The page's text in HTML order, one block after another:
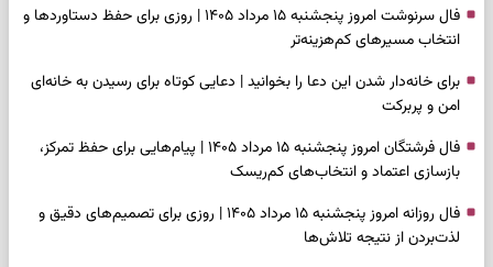
فال سرنوشت امروز پنجشنبه ۱۵ مرداد ۱۴۰۵ | روزی برای حفظ دستاوردها و
انتخاب مسیرهای کم‌هزینه‌تر
برای خانه‌دار شدن این دعا را بخوانید | دعایی کوتاه برای رسیدن به خانه‌ای
امن و پربرکت
فال فرشتگان امروز پنجشنبه ۱۵ مرداد ۱۴۰۵ | پیام‌هایی برای حفظ تمرکز،
بازسازی اعتماد و انتخاب‌های کم‌ریسک
فال روزانه امروز پنجشنبه ۱۵ مرداد ۱۴۰۵ | روزی برای تصمیم‌های دقیق و
لذت‌بردن از نتیجه تلاش‌ها